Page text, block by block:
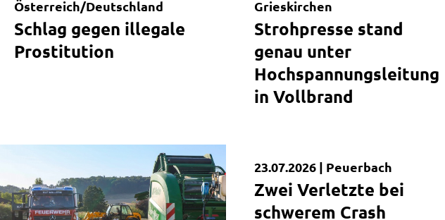
Österreich/Deutschland
Schlag gegen illegale
Prostitution
Grieskirchen
Strohpresse stand
genau unter
Hochspannungsleitung
in Vollbrand
Kurzmeldung
23.07.2026 | Peuerbach
Zwei Verletzte bei
schwerem Crash